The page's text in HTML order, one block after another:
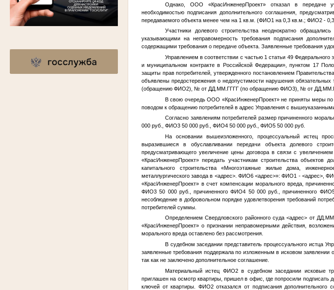
Однако, ООО «КрасИнженерПроект» отказал в передаче
необходимостью подписания дополнительного соглашения,
передаваемого объекта менее чем на 1 кв.м. (ФИО1 на 0,3 кв.м.; ФИО2-
Участники долевого строительства неоднократно
указывающими на неправомерность требования подписания
содержащими требования о передаче объекта. Заявленные требования
Управлением в соответствии с частью 1 статьи 49 Федерального
и муниципальном контракте в Российской Федерации», пунктом 17
защиты прав потребителей, утвержденного постановлением
объявлены предостережения о недопустимости нарушения обязательных
(обращению ФИО2), №от ДД.ММ.ГГГГ(по обращению ФИО3), №от
В свою очередь ООО «КрасИнженерПроект» не приняты меры по
поводом к обращению потребителей в адрес Управления с
Согласно заявлениям потребителей размер причиненного
000 руб., ФИО350 000 руб., ФИО450 000 руб., ФИО550 000 руб.
На основании вышеизложенного, процессуальный истец
выразившиеся в обуславливании передачи объекта долевого
предусматривающего увеличение цены договора в связи с
«КрасИнженерПроект» передать участникам строительства объектов
капитального строительства «Многоэтажные жилые дома,
металлургического завода в <адрес>. ФИО6 <адрес>»:ФИО1 - <адрес>,
«КрасИнженерПроект» в счет компенсации морального вреда,
ФИО350 000 руб., причиненногоФИО4 50 000 руб., причиненного
несоблюдение в добровольном порядке удовлетворения требований
потребителей суммы.
Определением Свердловского районного суда<адрес> от
«КрасИнженерПроект» о признании неправомерными действия,
морального вреда оставлено без рассмотрения.
В судебном заседании представитель процессуального истца
заявленные требования поддержала по изложенным в исковом заявлении
так как не заключено дополнительное соглашение.
Материальный истец ФИО2в судебном заседании исковые
приглашен на осмотр квартиры, пришел в офис, где попросили подписать
ключей от квартиры. ФИО2отказался от подписания дополнительного